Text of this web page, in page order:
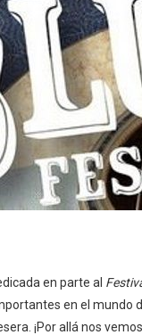
en parte al
en el mundo
¡Por allá nos